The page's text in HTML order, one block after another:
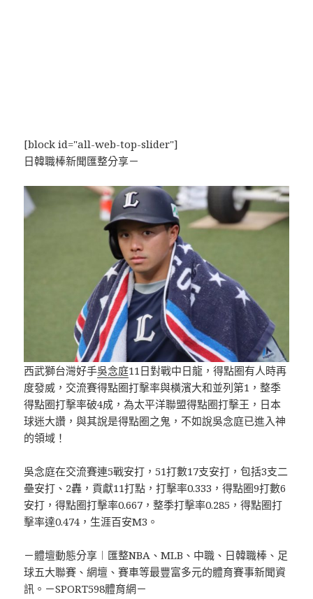
[block id="all-web-top-slider"]
日韓職棒新聞匯整分享－
西武獅台灣好手吳念庭11日對戰中日龍，得點圈有人時再
度發威，交流賽得點圈打擊率與橫濱大和並列第1，整季
得點圈打擊率破4成，為太平洋聯盟得點圈打擊王，日本
球迷大讚，與其說是得點圈之鬼，不如說吳念庭已進入神
的領域！
吳念庭在交流賽連5戰安打，51打數17支安打，包括3支二
壘安打、2轟，貢獻11打點，打擊率0.333，得點圈9打數6
安打，得點圈打擊率0.667，整季打擊率0.285，得點圈打
擊率達0.474，生涯百安M3。
－體壇動態分享︱匯整NBA、MLB、中職、日韓職棒、足
球五大聯賽、網壇、賽車等最豐富多元的體育賽事新聞資
訊。－SPORT598體育網－